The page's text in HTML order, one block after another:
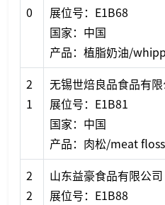
0
展位号：E1B68
国家：中国
产品：植脂奶油/
2
1
无锡世焙良品食品有
展位号：E1B81
国家：中国
产品：肉松/meat floss
2
2
山东益豪食品有限公司
展位号：E1B88